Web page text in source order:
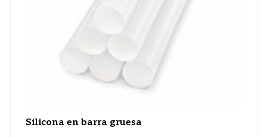
Silicona en barra gruesa